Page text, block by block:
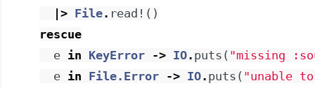
|> File. read! ( )
rescue
e in KeyError -> IO. puts ( "missing
e in File.Error -> IO. puts ( "unable